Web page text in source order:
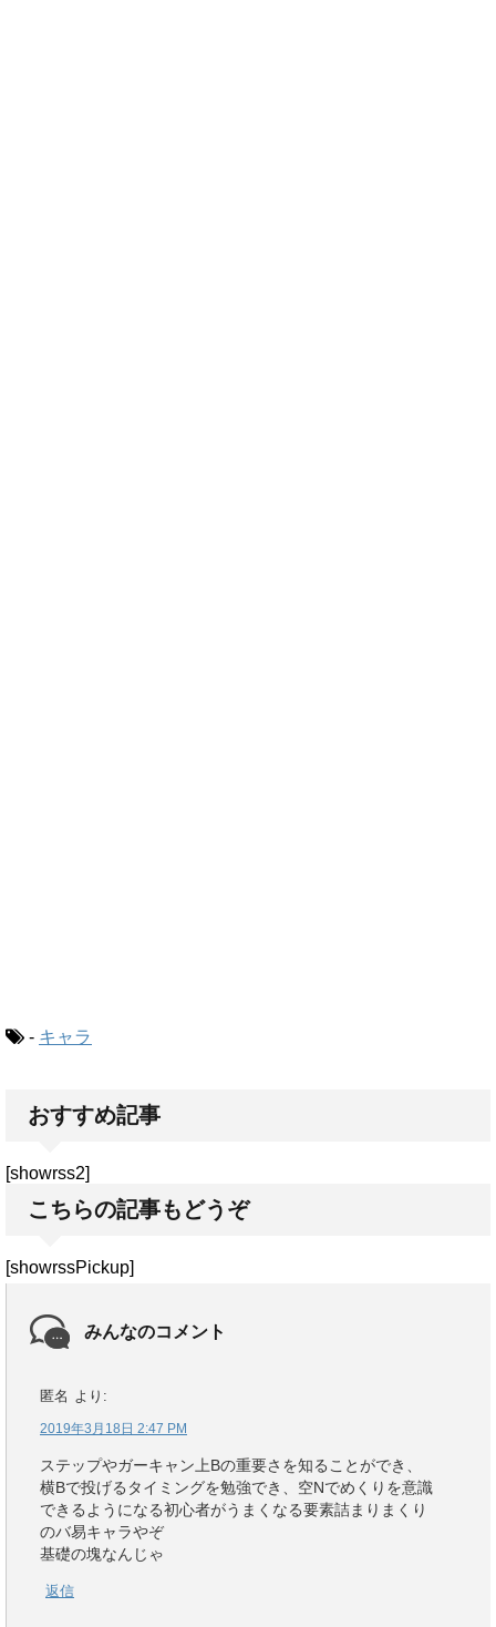
- キャラ
おすすめ記事
[showrss2]
こちらの記事もどうぞ
[showrssPickup]
みんなのコメント
匿名 より:
2019年3月18日 2:47 PM
ステップやガーキャン上Bの重要さを知ることができ、
横Bで投げるタイミングを勉強でき、空Nでめくりを意識
できるようになる初心者がうまくなる要素詰まりまくり
のバ易キャラやぞ
基礎の塊なんじゃ
返信